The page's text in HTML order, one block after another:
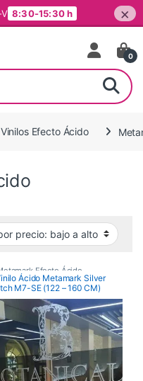
V 8:30-15:30 h ×
0
Vinilos Efecto Ácido
por precio: bajo a alto
Efecto Ácido
De Corte,
Vinilos Efecto Ácido
para decoración de
cristales
Ácido Metamark Silver
M7-SE (122 – 160 CM)